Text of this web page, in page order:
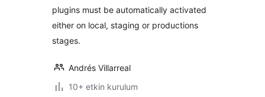
plugins must be automatically activated
either on local, staging or productions
stages.
Andrés Villarreal
10+ etkin kurulum